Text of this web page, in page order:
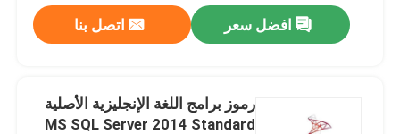
معلومات عنا
رقابة جودة
افضل سعر اتصل بنا
رموز برامج اللغة الإنجليزية الأصلية
MS SQL Server 2014 Standard